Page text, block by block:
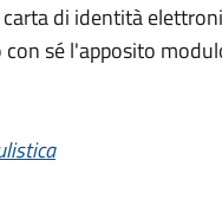
di identità
sé l'apposito